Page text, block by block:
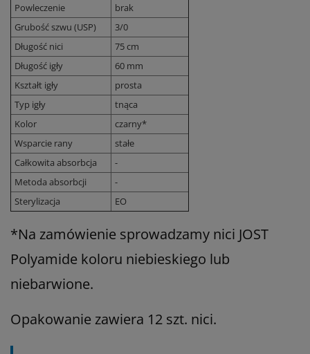
Powleczenie
brak
Grubość szwu (USP)
3/0
Długość nici
75 cm
Długość igły
60 mm
Kształt igły
prosta
Typ igły
tnąca
Kolor
czarny*
Wsparcie rany
stałe
Całkowita absorbcja
-
Metoda absorbcji
-
Sterylizacja
EO
*Na zamówienie sprowadzamy nici JOST
Polyamide koloru niebieskiego lub
niebarwione.
Opakowanie zawiera 12 szt. nici.